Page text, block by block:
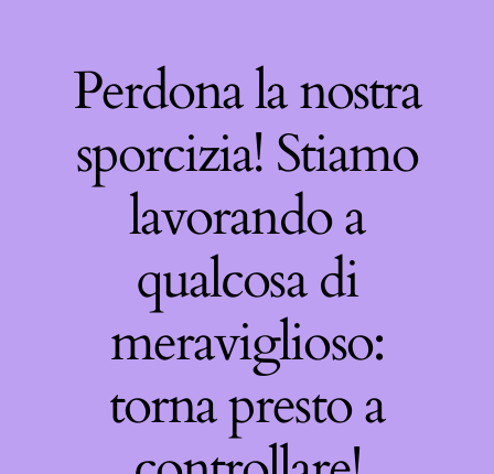
Perdona la nostra
sporcizia! Stiamo
lavorando a
qualcosa di
meraviglioso:
torna presto a